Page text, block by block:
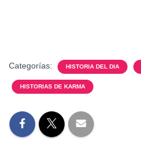
Categorías: HISTORIA DEL DIA
HISTORIAS DE KARMA